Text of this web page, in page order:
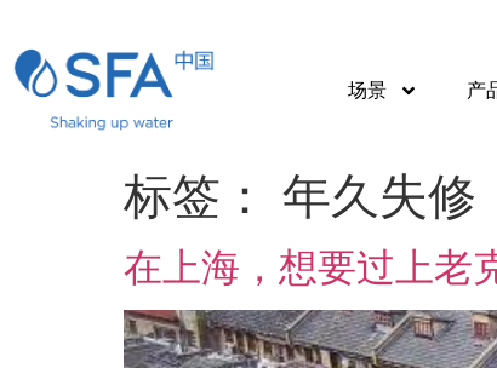
场景 产
标签： 年久失修
在上海，想要过上老